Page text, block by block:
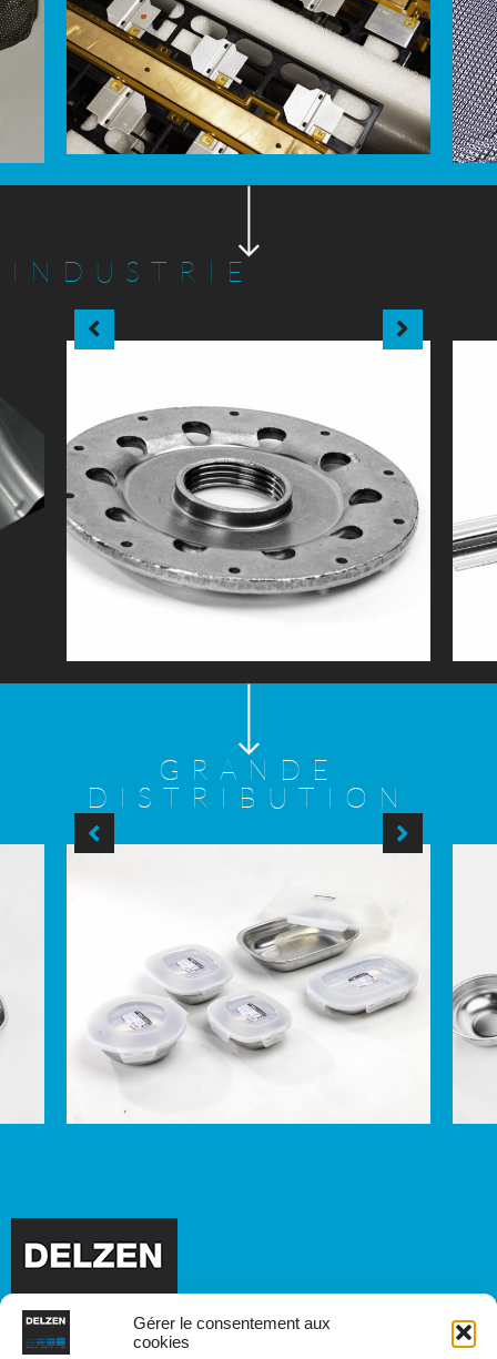
Gérer le consentement aux
cookies
Busbars
INDUSTRIE
Filtration huile
GRANDE
DISTRIBUTION
Emballages récupérables